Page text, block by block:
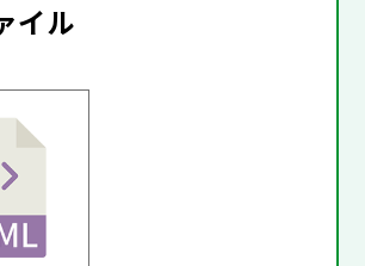
イル